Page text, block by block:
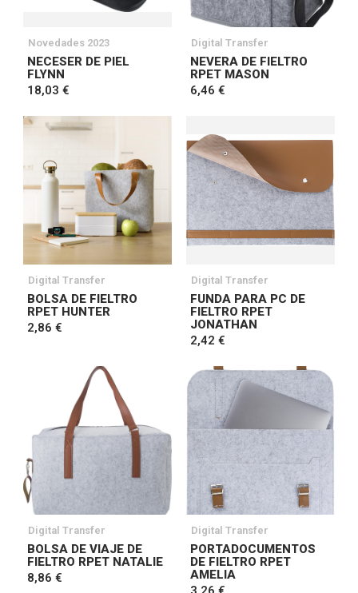
Novedades 2023
NECESER DE PIEL
FLYNN
18,03 €
Digital Transfer
NEVERA DE FIELTRO
RPET MASON
6,46 €
Digital Transfer
BOLSA DE FIELTRO
RPET HUNTER
2,86 €
Digital Transfer
FUNDA PARA PC DE
FIELTRO RPET
JONATHAN
2,42 €
Digital Transfer
BOLSA DE VIAJE DE
FIELTRO RPET NATALIE
8,86 €
Digital Transfer
PORTADOCUMENTOS
DE FIELTRO RPET
AMELIA